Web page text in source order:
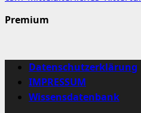
Premium
Primäres
Menü
Datenschutzerklärung
IMPRESSUM
Wissensdatenbank